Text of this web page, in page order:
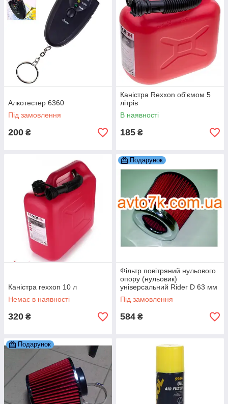
Алкотестер 6360
Під замовлення
200 ₴
Каністра Rexxon об'ємом 5
літрів
В наявності
185 ₴
Каністра rexxon 10 л
Немає в наявності
320 ₴
Подарунок
Фільтр повітряний нульового
опору (нульовик)
універсальний Rider D 63 мм
Під замовлення
584 ₴
Подарунок